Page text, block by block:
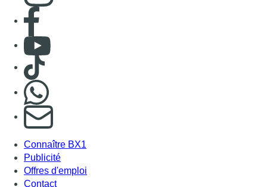
Consulter page Facebook
Consulter Youtube
Consulter TikTok
S'abonner à notre newsletter
Connaître BX1
Publicité
Offres d'emploi
Contact